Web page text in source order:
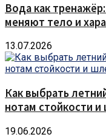
Вода как
меняют тело и
13.07.2026
Как выбрать
нотам стойкости
19.06.2026